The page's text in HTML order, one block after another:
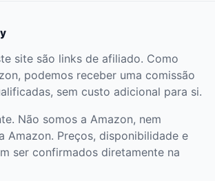
site são links de afiliado. Como
podemos receber uma comissão
sem custo adicional para si.
Não somos a Amazon, nem
Amazon. Preços, disponibilidade e
ser confirmados diretamente na